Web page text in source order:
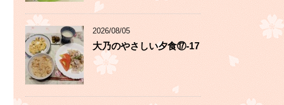
2026/08/05
大乃のやさしい夕食⑰-17